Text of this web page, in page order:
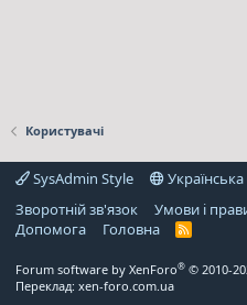
Користувачі
SysAdmin Style
Зворотній зв'язок
Умови і
Дoпoмoга
Головна
R
Forum software by XenForo® © 2010-
Переклад: xen-foro.com.ua